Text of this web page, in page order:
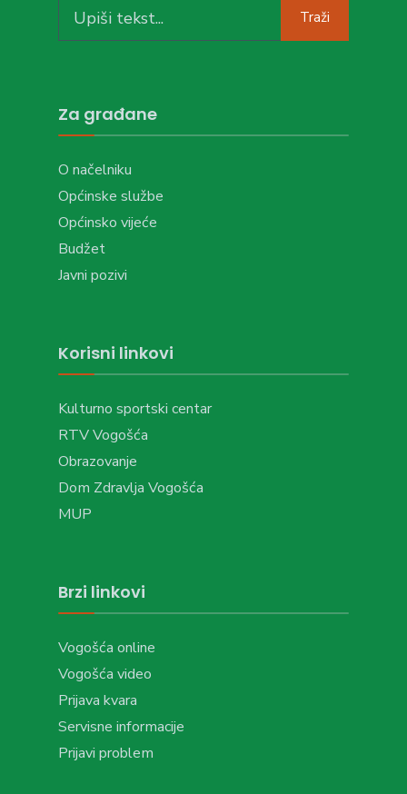
for:
Traži
Za građane
O načelniku
Općinske službe
Općinsko vijeće
Budžet
Javni pozivi
Korisni linkovi
Kulturno sportski centar
RTV Vogošća
Obrazovanje
Dom Zdravlja Vogošća
MUP
Brzi linkovi
Vogošća online
Vogošća video
Prijava kvara
Servisne informacije
Prijavi problem